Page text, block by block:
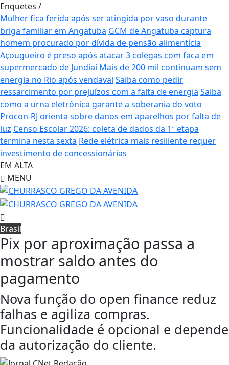
Enquetes /
Mulher fica ferida após ser atingida por vaso durante
briga familiar em Angatuba GCM de Angatuba captura
homem procurado por dívida de pensão alimentícia
Açougueiro é preso após atacar 3 colegas com faca em
supermercado de Jundiaí Mais de 200 mil continuam sem
energia no Rio após vendaval Saiba como pedir
ressarcimento por prejuízos com a falta de energia Saiba
como a urna eletrônica garante a soberania do voto
Procon-RJ orienta sobre danos em aparelhos por falta de
luz Censo Escolar 2026: coleta de dados da 1ª etapa
termina nesta sexta Rede elétrica mais resiliente requer
investimento de concessionárias
EM ALTA
MENU
Brasil
Pix por aproximação passa a
mostrar saldo antes do
pagamento
Nova função do open finance reduz
falhas e agiliza compras.
Funcionalidade é opcional e depende
da autorização do cliente.